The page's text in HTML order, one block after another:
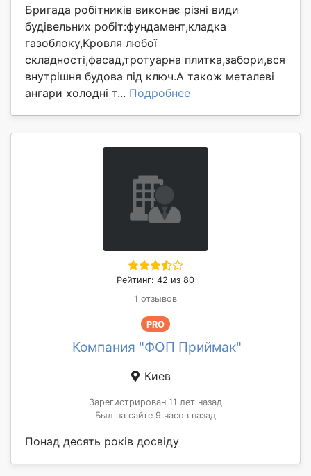
Бригада робітників виконає різні види
будівельних робіт:фундамент,кладка
газоблоку,Кровля любої
складності,фасад,тротуарна плитка,забори,вся
внутрішня будова під ключ.А також металеві
ангари холодні т... Подробнее
Рейтинг: 42 из 80
1 отзывов
PRO
Компания "ФОП Приймак"
Киев
Зарегистрирован 11 лет назад
Был на сайте 9 часов назад
Понад десять років досвіду